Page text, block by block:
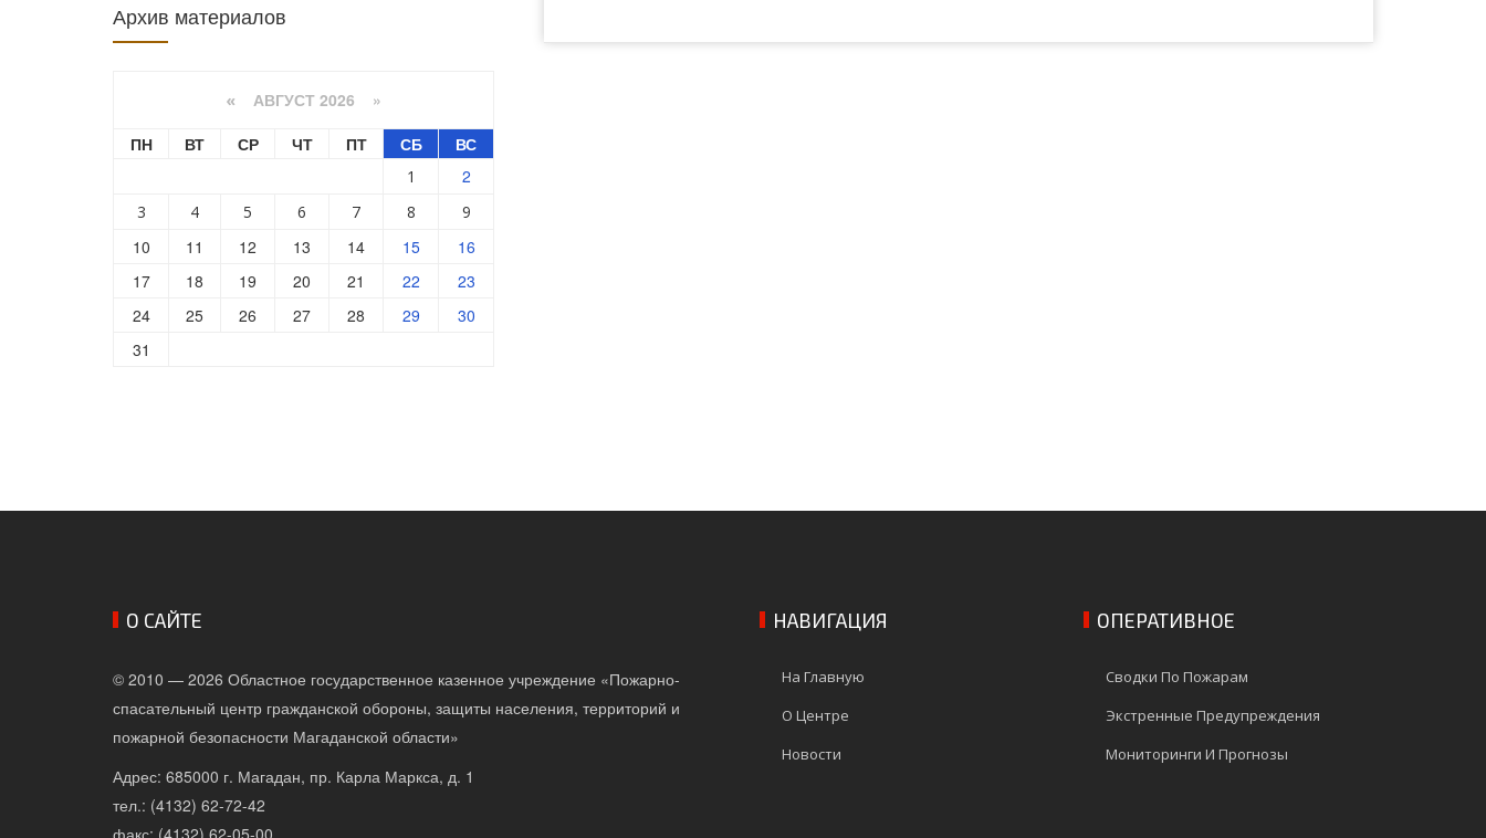
Архив материалов
« АВГУСТ 2026 »
ПН
ВТ СР ЧТ ПТ СБ ВС
1 2
3 4 5 6 7 8 9
10 11 12 13 14 15
16
17
18 19 20 21 22
23
24
25 26 27 28 29
30
31
О САЙТЕ
© 2010 — 2026 Областное государственное казенное учреждение «Пожарно-
спасательный центр гражданской обороны, защиты населения, территорий и
пожарной безопасности Магаданской области»
Адрес: 685000 г. Магадан, пр. Карла Маркса, д. 1
тел.: (4132) 62-72-42
НАВИГАЦИЯ
На Главную
О Центре
Новости
ОПЕРАТИВНОЕ
Сводки По Пожарам
Экстренные Предупреждения
Мониторинги И Прогнозы